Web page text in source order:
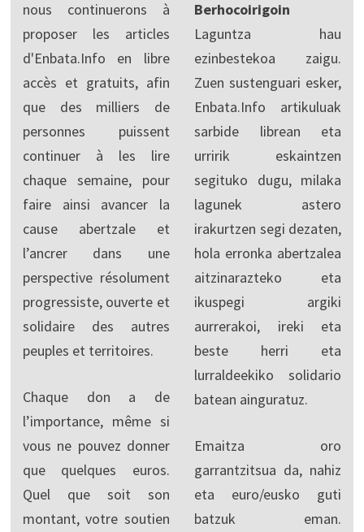
nous continuerons à
proposer les articles
d'Enbata.Info en libre
accès et gratuits, afin
que des milliers de
personnes puissent
continuer à les lire
chaque semaine, pour
faire ainsi avancer la
cause abertzale et
l’ancrer dans une
perspective résolument
progressiste, ouverte et
solidaire des autres
peuples et territoires.
Chaque don a de
l’importance, même si
vous ne pouvez donner
que quelques euros.
Quel que soit son
montant, votre soutien
Berhocoirigoin
Laguntza hau
ezinbestekoa zaigu.
Zuen sustenguari esker,
Enbata.Info artikuluak
sarbide librean eta
urririk eskaintzen
segituko dugu, milaka
lagunek astero
irakurtzen segi dezaten,
hola erronka abertzalea
aitzinarazteko eta
ikuspegi argiki
aurrerakoi, ireki eta
beste herri eta
lurraldeekiko solidario
batean ainguratuz.
Emaitza oro
garrantzitsua da, nahiz
eta euro/eusko guti
batzuk eman.